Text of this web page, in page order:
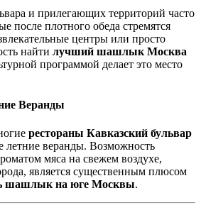
и прилегающих территорий часто
после плотного обеда стремятся
центры или просто
найти лучший шашлык Москва
программой делает это место
Веранды
рестораны Кавказский бульвар
летние веранды. Возможность
мяса на свежем воздухе,
является существенным плюсом
шашлык на юге Москвы.